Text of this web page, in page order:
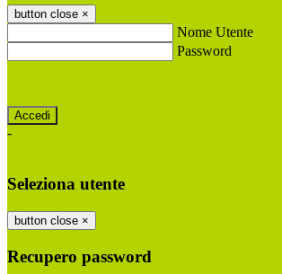
button close ×
Nome Utente
Password
-
Seleziona utente
button close ×
Recupero password